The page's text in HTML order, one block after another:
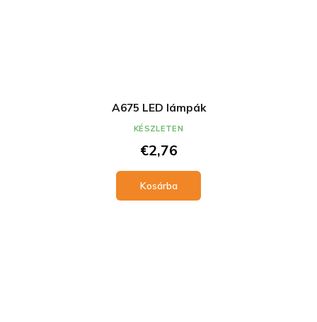
A675 LED lámpák
€2,76
Kosárba
KÉSZLETEN